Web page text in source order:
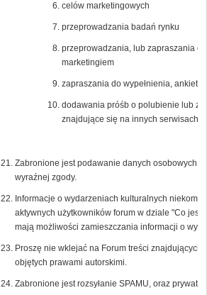
celów marketingowych
przeprowadzania badań rynku
przeprowadzania, lub zapraszania
marketingiem
zapraszania do wypełnienia, ankiet
dodawania próśb o polubienie lub
znajdujące się na innych serwisach
Zabronione jest podawanie danych osobowych
wyraźnej zgody.
Informacje o wydarzeniach kulturalnych
aktywnych użytkowników forum w dziale "Co
mają możliwości zamieszczania informacji o
Proszę nie wklejać na Forum treści
objętych prawami autorskimi.
Zabronione jest rozsyłanie SPAMU, oraz